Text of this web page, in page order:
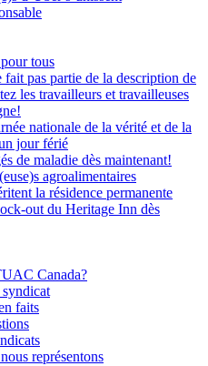
tous
pas partie de la description de
les travailleurs et travailleuses
nationale de la vérité et de la
jour férié
de maladie dès maintenant!
agroalimentaires
la résidence permanente
out du Heritage Inn dès
Canada?
syndicat
faits
représentons